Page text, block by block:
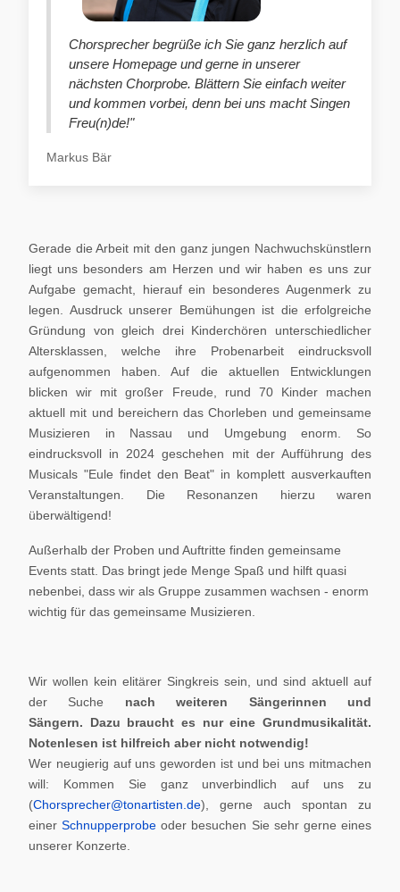
Chorsprecher begrüße ich Sie ganz herzlich auf
unsere Homepage und gerne in unserer
nächsten Chorprobe. Blättern Sie einfach weiter
und kommen vorbei, denn bei uns macht Singen
Freu(n)de!"
Markus Bär
Gerade die Arbeit mit den ganz jungen Nachwuchskünstlern
liegt uns besonders am Herzen und wir haben es uns zur
Aufgabe gemacht, hierauf ein besonderes Augenmerk zu
legen. Ausdruck unserer Bemühungen ist die erfolgreiche
Gründung von gleich drei Kinderchören unterschiedlicher
Altersklassen, welche ihre Probenarbeit eindrucksvoll
aufgenommen haben. Auf die aktuellen Entwicklungen
blicken wir mit großer Freude, rund 70 Kinder machen
aktuell mit und bereichern das Chorleben und gemeinsame
Musizieren in Nassau und Umgebung enorm. So
eindrucksvoll in 2024 geschehen mit der Aufführung des
Musicals "Eule findet den Beat" in komplett ausverkauften
Veranstaltungen. Die Resonanzen hierzu waren
überwältigend!
Außerhalb der Proben und Auftritte finden gemeinsame
Events statt. Das bringt jede Menge Spaß und hilft quasi
nebenbei, dass wir als Gruppe zusammen wachsen - enorm
wichtig für das gemeinsame Musizieren.
Wir wollen kein elitärer Singkreis sein, und sind aktuell auf
der Suche nach weiteren Sängerinnen und
Sängern. Dazu braucht es nur eine Grundmusikalität.
Notenlesen ist hilfreich aber nicht notwendig!
Wer neugierig auf uns geworden ist und bei uns mitmachen
will: Kommen Sie ganz unverbindlich auf uns zu
(Chorsprecher@tonartisten.de), gerne auch spontan zu
einerSchnupperprobe oder besuchen Sie sehr gerne eines
unserer Konzerte.